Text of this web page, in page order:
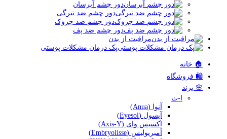
دور چشم آبرسان
دور چشم ضد تیرگی
دور چشم ضد چروک
دور چشم ضد پف
مراقبت از بدن
پک درمان مشکلات پوستی
🏠 خانه
🛍️ فروشگاه
🌸 برند
ا-ث
آنوا (Anua)
آیسول (Eyesol)
اَکسیس وای (Axis-Y)
اَمبریولیس (Embryolisse)